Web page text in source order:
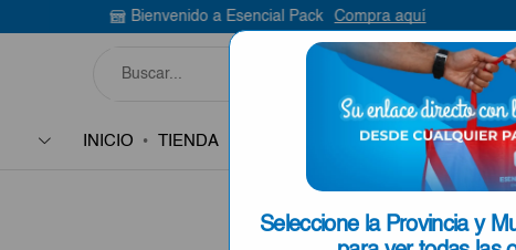
Seleccione la Provincia y
Bienvenido a Esencial Pack Compra aquí
SEARCH
INPUT
INICIO TIENDA